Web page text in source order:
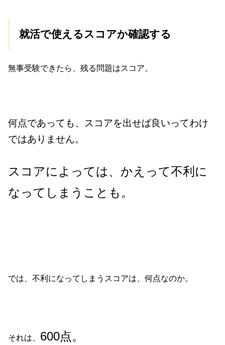
就活で使えるスコアか確認する
無事受験できたら、残る問題はスコア。
何点であっても、スコアを出せば良いってわけ
ではありません。
スコアによっては、かえって不利に
なってしまうことも。
では、不利になってしまうスコアは、何点なのか。
それは、 600点。